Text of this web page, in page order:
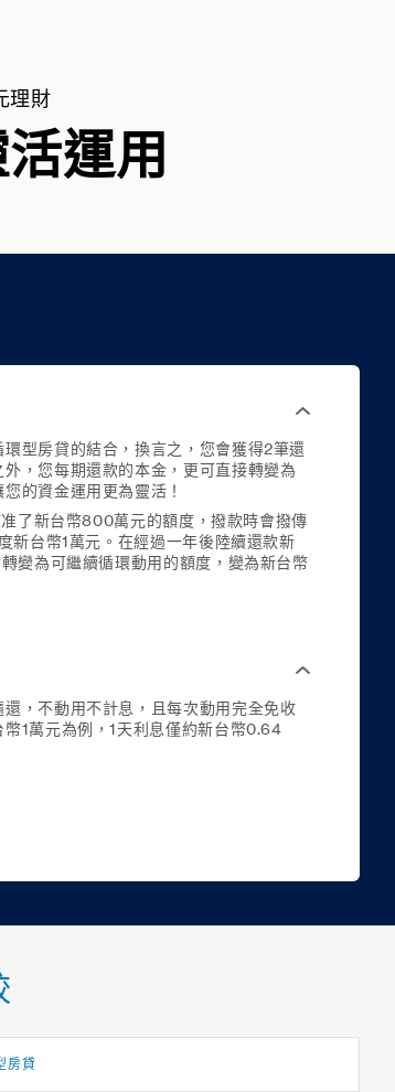
理財
運用
環型房貸的結合，換言之，您會獲得2筆還
，您每期還款的本金，更可直接轉變為
的資金運用更為靈活！
了新台幣800萬元的額度，撥款時會撥傳
新台幣1萬元。在經過一年後陸續還款新
變為可繼續循環動用的額度，變為新台幣
，不動用不計息，且每次動用完全免收
1萬元為例，1天利息僅約新台幣0.64
房貸